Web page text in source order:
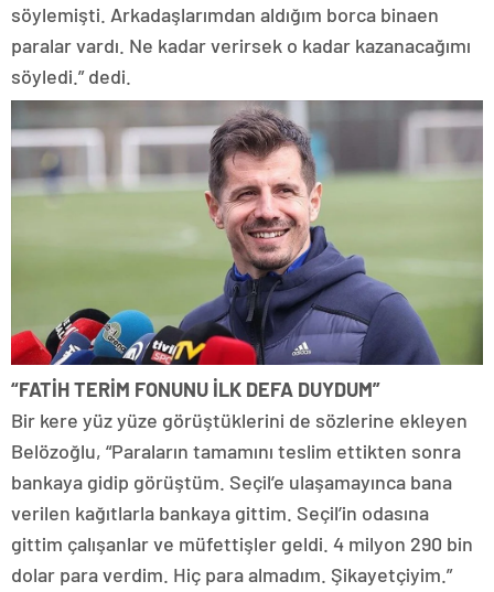
söylemişti. Arkadaşlarımdan aldığım borca binaen
paralar vardı. Ne kadar verirsek o kadar kazanacağımı
söyledi.” dedi.
“FATİH TERİM FONUNU İLK DEFA DUYDUM”
Bir kere yüz yüze görüştüklerini de sözlerine ekleyen
Belözoğlu, “Paraların tamamını teslim ettikten sonra
bankaya gidip görüştüm. Seçil’e ulaşamayınca bana
verilen kağıtlarla bankaya gittim. Seçil’in odasına
gittim çalışanlar ve müfettişler geldi. 4 milyon 290 bin
dolar para verdim. Hiç para almadım. Şikayetçiyim.”